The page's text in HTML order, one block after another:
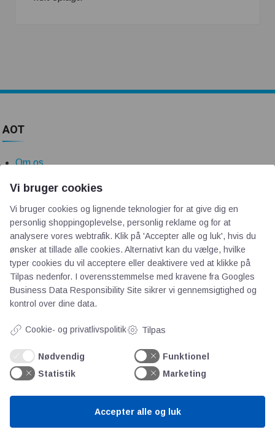
AOT
Om os
Kontakt
Persondata
Videncentre
Teknologisk Institut
Bitva
Litteratur
Forkortelser
Ståbi
Vi bruger cookies
Vi bruger cookies og lignende teknologier for at give dig en
personlig shoppingoplevelse, personlig reklame og for at
analysere vores webtrafik. Klik på 'Accepter alle og luk', hvis du
ønsker at tillade alle cookies. Alternativt kan du vælge, hvilke
typer cookies du vil acceptere eller deaktivere ved at klikke på
Tilpas nedenfor. I overensstemmelse med kravene fra Googles
Business Data Responsibility Site sikrer vi gennemsigtighed og
kontrol over dine data.
Cookie- og privatlivspolitik Tilpas
Nødvendig
Funktionel
Statistik
Marketing
Accepter alle og luk